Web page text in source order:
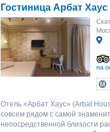
Гостиница Арбат Хаус
на
Отель «Арбат Хаус» (Arbat
совсем рядом с самой
непосредственной близости